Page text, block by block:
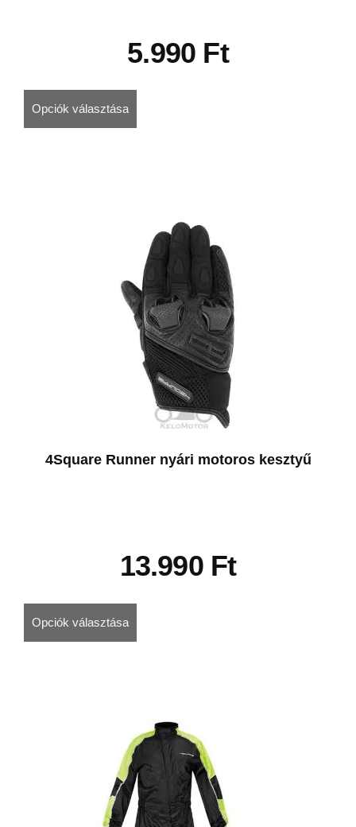
5.990 Ft
Opciók választása
4Square Runner nyári motoros kesztyű
13.990 Ft
Opciók választása